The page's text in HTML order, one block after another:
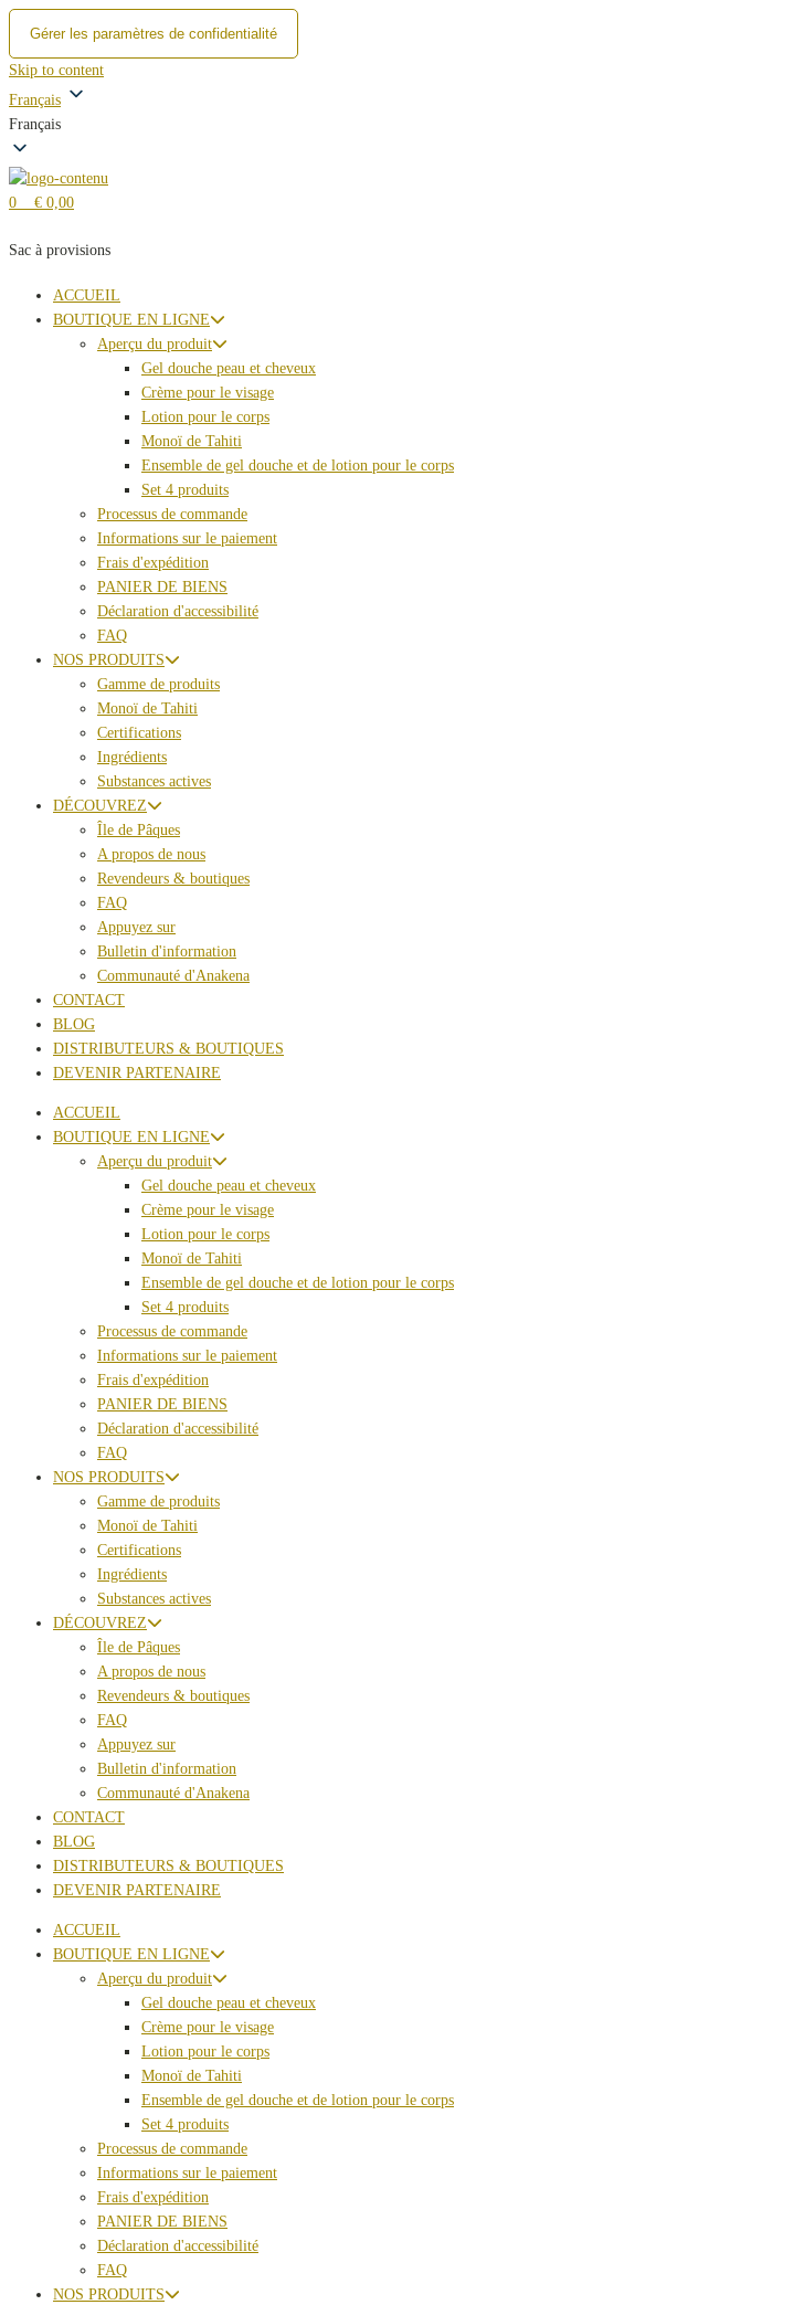
Gérer les paramètres de confidentialité
Skip to content
Français
Français
0 € 0,00
Sac à provisions
ACCUEIL
BOUTIQUE EN LIGNE
Aperçu du produit
Gel douche peau et cheveux
Crème pour le visage
Lotion pour le corps
Monoï de Tahiti
Ensemble de gel douche et de lotion pour le corps
Set 4 produits
Processus de commande
Informations sur le paiement
Frais d'expédition
PANIER DE BIENS
Déclaration d'accessibilité
FAQ
NOS PRODUITS
Gamme de produits
Monoï de Tahiti
Certifications
Ingrédients
Substances actives
DÉCOUVREZ
Île de Pâques
A propos de nous
Revendeurs & boutiques
FAQ
Appuyez sur
Bulletin d'information
Communauté d'Anakena
CONTACT
BLOG
DISTRIBUTEURS & BOUTIQUES
DEVENIR PARTENAIRE
ACCUEIL
BOUTIQUE EN LIGNE
Aperçu du produit
Gel douche peau et cheveux
Crème pour le visage
Lotion pour le corps
Monoï de Tahiti
Ensemble de gel douche et de lotion pour le corps
Set 4 produits
Processus de commande
Informations sur le paiement
Frais d'expédition
PANIER DE BIENS
Déclaration d'accessibilité
FAQ
NOS PRODUITS
Gamme de produits
Monoï de Tahiti
Certifications
Ingrédients
Substances actives
DÉCOUVREZ
Île de Pâques
A propos de nous
Revendeurs & boutiques
FAQ
Appuyez sur
Bulletin d'information
Communauté d'Anakena
CONTACT
BLOG
DISTRIBUTEURS & BOUTIQUES
DEVENIR PARTENAIRE
ACCUEIL
BOUTIQUE EN LIGNE
Aperçu du produit
Gel douche peau et cheveux
Crème pour le visage
Lotion pour le corps
Monoï de Tahiti
Ensemble de gel douche et de lotion pour le corps
Set 4 produits
Processus de commande
Informations sur le paiement
Frais d'expédition
PANIER DE BIENS
Déclaration d'accessibilité
FAQ
NOS PRODUITS